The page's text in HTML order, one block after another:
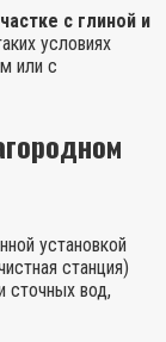
с глиной и
условиях
или с
установкой
станция)
сточных вод,